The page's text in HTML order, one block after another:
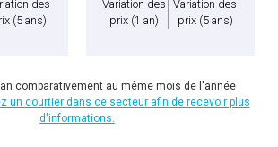
des
(5 ans)
Variation des
prix (1 an)
Variation des
prix (5 ans)
comparativement au même mois de l'année
un courtier dans ce secteur afin de recevoir plus
d'informations.